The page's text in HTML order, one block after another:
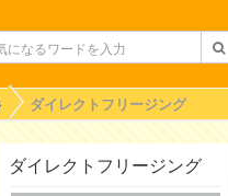
H
o
m
ダイレクトフリージング
ダイレクトフリージング